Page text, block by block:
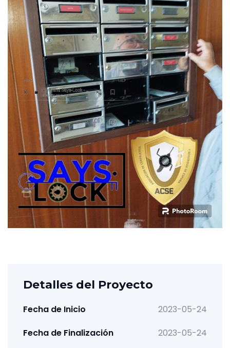
Detalles del Proyecto
Fecha de Inicio
2023-05-24
Fecha de Finalización
2023-05-24